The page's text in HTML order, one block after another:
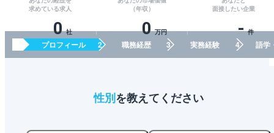
あなたの経歴を
0 社
あなたの市場価値
0
あなたと
-
プロフィール 職務経歴 実務経験 語学
性別を教えてください